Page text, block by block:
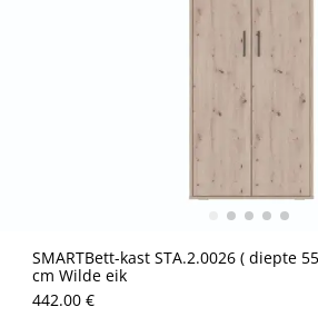
SMARTBett-kast STA.2.0026 ( diepte
cm Wilde eik
442.00 €